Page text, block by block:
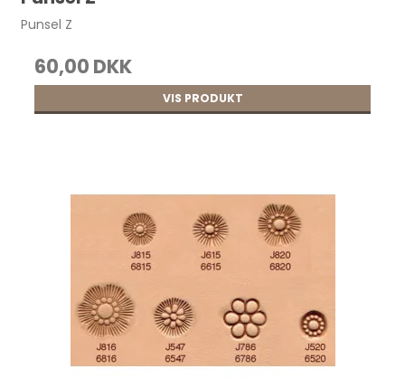
Punsel Z
60,00 DKK
VIS PRODUKT